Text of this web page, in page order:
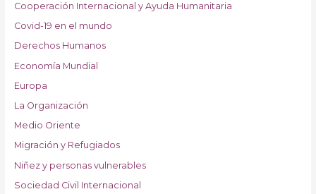
Cooperación Internacional y Ayuda Humanitaria
Covid-19 en el mundo
Derechos Humanos
Economía Mundial
Europa
La Organización
Medio Oriente
Migración y Refugiados
Niñez y personas vulnerables
Sociedad Civil Internacional